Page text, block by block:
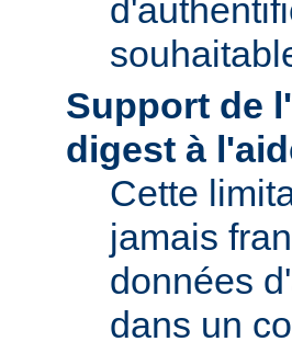
Support de
digest à
Cette
jamais
données
dans un